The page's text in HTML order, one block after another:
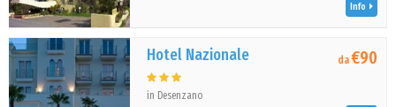
Info
Hotel Nazionale
in Desenzano
da€90